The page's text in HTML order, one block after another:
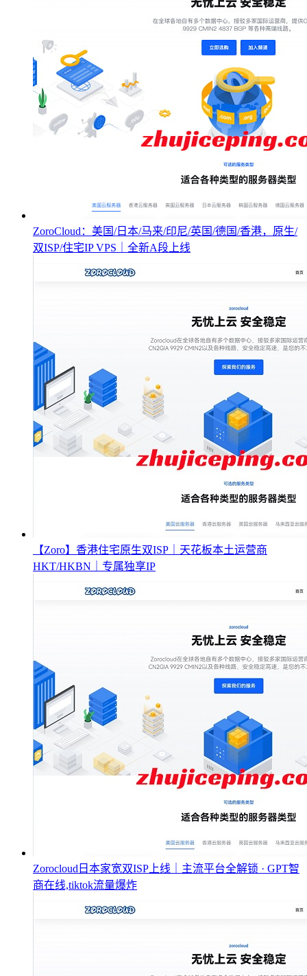
ZoroCloud：美国/日本/马来/印尼/英国/德国/香港，原生/
双ISP/住宅IP VPS｜全新A段上线
【Zoro】香港住宅原生双ISP｜天花板本土运营商
HKT/HKBN｜专属独享IP
Zorocloud日本家宽双ISP上线｜主流平台全解锁 · GPT智
商在线,tiktok流量爆炸